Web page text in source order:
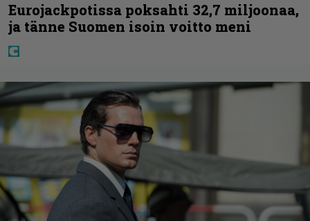
Eurojackpotissa poksahti 32,7 miljoonaa,
ja tänne Suomen isoin voitto meni